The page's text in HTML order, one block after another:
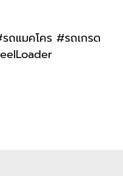
ถแมคโคร #รถเกรด